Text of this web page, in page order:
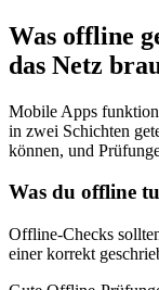
Was offline
das Netz
Mobile Apps
in zwei Schichten
können, und
Was du offline
Offline‑Checks
einer korrekt